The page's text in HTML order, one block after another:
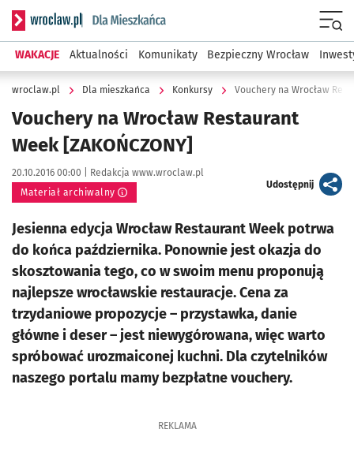
Serwis informacyjny wroclaw.pl podserwis: Dla mieszkańca
WAKACJE Aktualności Komunikaty Bezpieczny Wrocław
wroclaw.pl Dla mieszkańca Konkursy Vouchery na Wrocław
Vouchery na Wrocław Restaurant
Week [ZAKOŃCZONY]
Data publikacji:
20.10.2016 00:00 | Autor:
Redakcja www.wroclaw.pl
Materiał archiwalny
Udostępnijartykuł
Jesienna edycja Wrocław Restaurant Week potrwa
do końca października. Ponownie jest okazja do
skosztowania tego, co w swoim menu proponują
najlepsze wrocławskie restauracje. Cena za
trzydaniowe propozycje – przystawka, danie
główne i deser – jest niewygórowana, więc warto
spróbować urozmaiconej kuchni. Dla czytelników
naszego portalu mamy bezpłatne vouchery.
REKLAMA